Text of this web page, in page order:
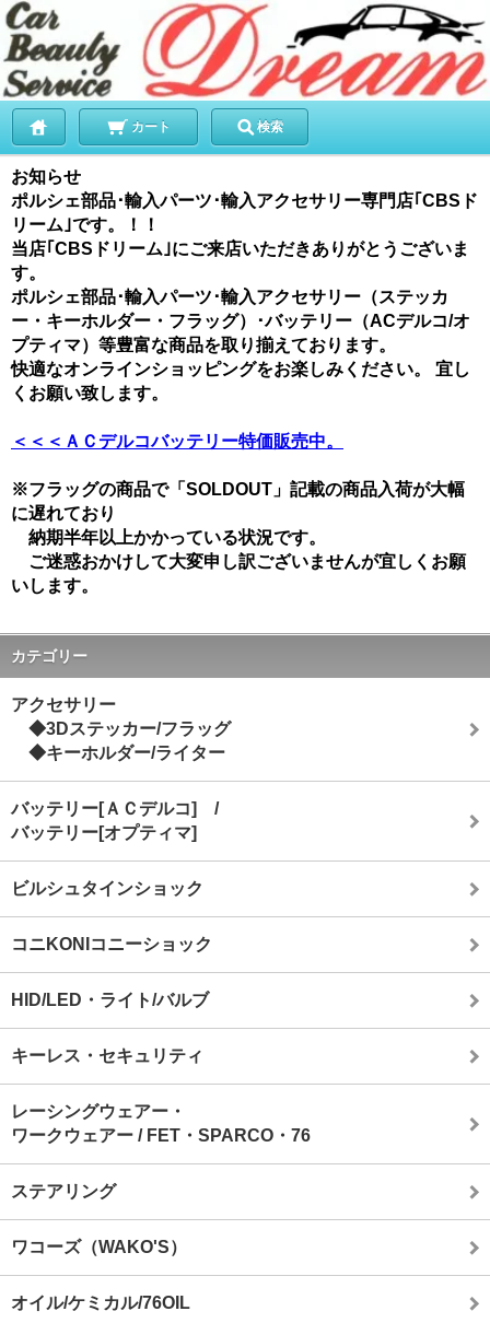
カート 検索
お知らせ
ポルシェ部品･輸入パーツ･輸入アクセサリー専門店｢CBSド
リーム｣です。！！
当店｢CBSドリーム｣にご来店いただきありがとうございま
す。
ポルシェ部品･輸入パーツ･輸入アクセサリー（ステッカ
ー・キーホルダー・フラッグ）･バッテリー（ACデルコ/オ
プティマ）等豊富な商品を取り揃えております。
快適なオンラインショッピングをお楽しみください。 宜し
くお願い致します。
＜＜＜ＡＣデルコバッテリー特価販売中。
※フラッグの商品で「SOLDOUT」記載の商品入荷が大幅
に遅れており
納期半年以上かかっている状況です。
ご迷惑おかけして大変申し訳ございませんが宜しくお願
いします。
カテゴリー
アクセサリー
◆3Dステッカー/フラッグ
◆キーホルダー/ライター
バッテリー[ＡＣデルコ] /
バッテリー[オプティマ]
ビルシュタインショック
コニKONIコニーショック
HID/LED・ライト/バルブ
キーレス・セキュリティ
レーシングウェアー・
ワークウェアー / FET・SPARCO・76
ステアリング
ワコーズ（WAKO'S）
オイル/ケミカル/76OIL